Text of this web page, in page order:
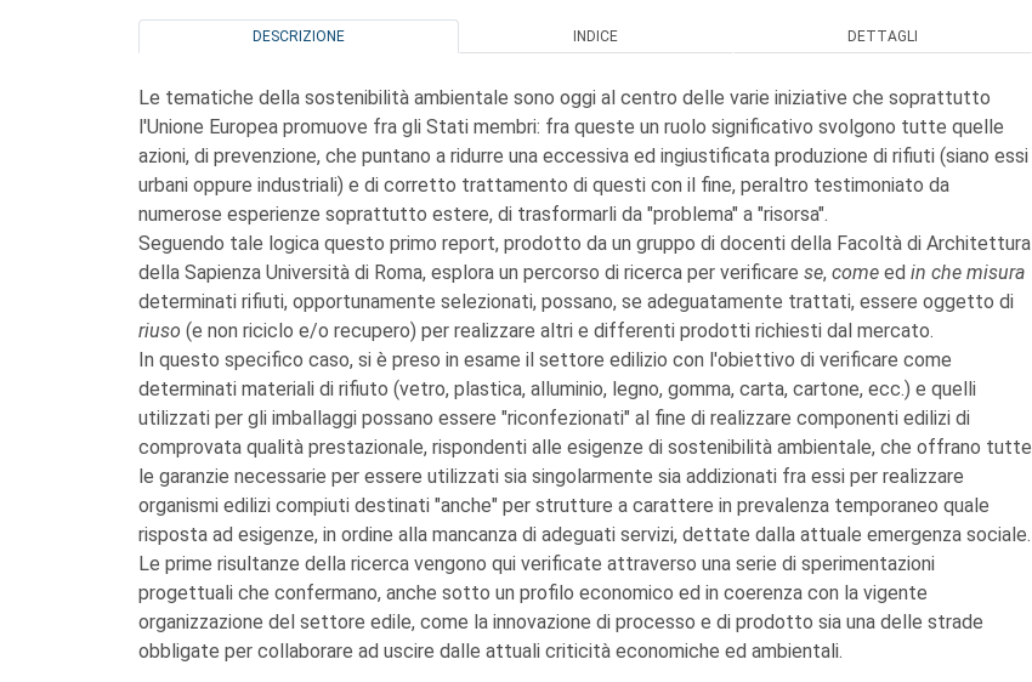
DESCRIZIONE INDICE DETTAGLI
Le tematiche della sostenibilità ambientale sono oggi al centro delle varie iniziative che soprattutto
l'Unione Europea promuove fra gli Stati membri: fra queste un ruolo significativo svolgono tutte quelle
azioni, di prevenzione, che puntano a ridurre una eccessiva ed ingiustificata produzione di rifiuti (siano essi
urbani oppure industriali) e di corretto trattamento di questi con il fine, peraltro testimoniato da
numerose esperienze soprattutto estere, di trasformarli da "problema" a "risorsa".
Seguendo tale logica questo primo report, prodotto da un gruppo di docenti della Facoltà di Architettura
della Sapienza Università di Roma, esplora un percorso di ricerca per verificare se, come ed in che misura
determinati rifiuti, opportunamente selezionati, possano, se adeguatamente trattati, essere oggetto di
riuso (e non riciclo e/o recupero) per realizzare altri e differenti prodotti richiesti dal mercato.
In questo specifico caso, si è preso in esame il settore edilizio con l'obiettivo di verificare come
determinati materiali di rifiuto (vetro, plastica, alluminio, legno, gomma, carta, cartone, ecc.) e quelli
utilizzati per gli imballaggi possano essere "riconfezionati" al fine di realizzare componenti edilizi di
comprovata qualità prestazionale, rispondenti alle esigenze di sostenibilità ambientale, che offrano tutte
le garanzie necessarie per essere utilizzati sia singolarmente sia addizionati fra essi per realizzare
organismi edilizi compiuti destinati "anche" per strutture a carattere in prevalenza temporaneo quale
risposta ad esigenze, in ordine alla mancanza di adeguati servizi, dettate dalla attuale emergenza sociale.
Le prime risultanze della ricerca vengono qui verificate attraverso una serie di sperimentazioni
progettuali che confermano, anche sotto un profilo economico ed in coerenza con la vigente
organizzazione del settore edile, come la innovazione di processo e di prodotto sia una delle strade
obbligate per collaborare ad uscire dalle attuali criticità economiche ed ambientali.